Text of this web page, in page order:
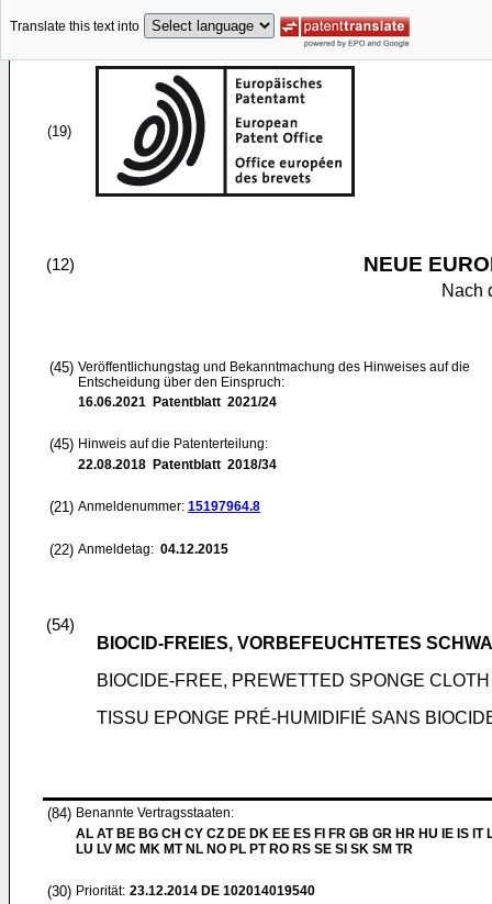
Translate this text into
(19)
(12) NEUE
Nach
(45) Veröffentlichungstag und Bekanntmachung des Hinweises auf die
Entscheidung über den Einspruch:
16.06.2021 Patentblatt 2021/24
(45) Hinweis auf die Patenterteilung:
22.08.2018 Patentblatt 2018/34
(21) Anmeldenummer: 15197964.8
(22) Anmeldetag: 04.12.2015
(54)
BIOCID-FREIES, VORBEFEUCHTETES
BIOCIDE-FREE, PREWETTED SPONGE CLOTH
TISSU EPONGE PRÉ-HUMIDIFIÉ SANS
(84) Benannte Vertragsstaaten:
AL AT BE BG CH CY CZ DE DK EE ES FI FR GB GR HR HU IE IS IT
LU LV MC MK MT NL NO PL PT RO RS SE SI SK SM TR
(30) Priorität: 23.12.2014 DE 102014019540